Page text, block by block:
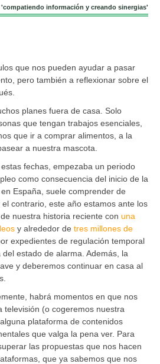
información y creando sinergias'
que nos pueden ayudar a pasar
pero también a reflexionar sobre el
planes fuera de casa. Solo
que tengan trabajos esenciales,
que ir a comprar alimentos, a la
a nuestra mascota.
fechas, empezaba un periodo
como consecuencia del inicio de la
España, suele comprender de
contrario, este año estamos ante los
nuestra historia reciente con una
y alrededor de tres millones de
expedientes de regulación temporal
estado de alarma. Además, la
y deberemos continuar en casa al
habrá momentos en que nos
televisión (o cogeremos nuestra
plataforma de contenidos
que valga la pena ver. Para
las propuestas que nos hacen
que ya sabemos que nos